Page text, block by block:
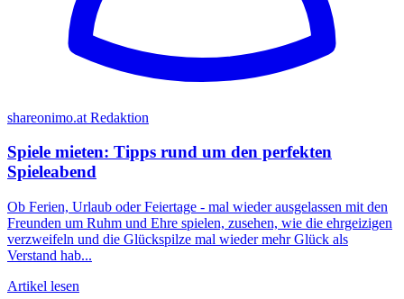
shareonimo.at Redaktion
Spiele mieten: Tipps rund um den perfekten
Spieleabend
Ob Ferien, Urlaub oder Feiertage - mal wieder ausgelassen mit den
Freunden um Ruhm und Ehre spielen, zusehen, wie die ehrgeizigen
verzweifeln und die Glückspilze mal wieder mehr Glück als
Verstand hab...
Artikel lesen